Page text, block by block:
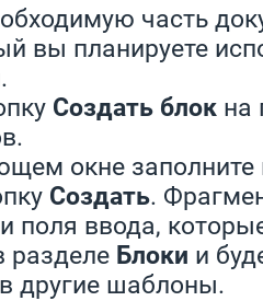
часть
вы планируете
Создать блок на
окне
Создать.
поля ввода,
разделе Блоки и
другие шаблоны.